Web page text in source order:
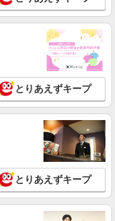
とりあえずキープ
とりあえずキープ